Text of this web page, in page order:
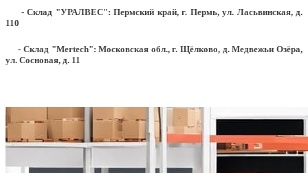
- Склад "УРАЛВЕС": Пермский край, г. Пермь, ул. Ласьвинская, д.
110
- Склад "Mertech": Московская обл., г. Щёлково, д. Медвежьи Озёра,
ул. Сосновая, д. 11